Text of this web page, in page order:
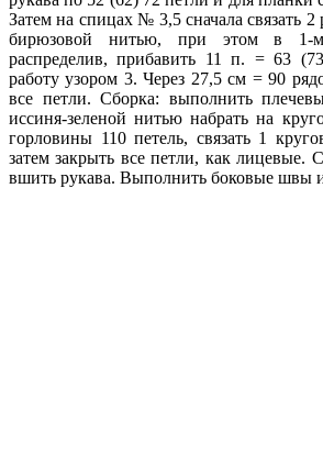
Затем на спицах № 3,5 сначала связать 2
бирюзовой нитью, при этом в 1-м
распределив, прибавить 11 п. = 63
работу узором 3. Через 27,5 см = 90
все петли. Сборка: выполнить
иссиня-зеленой нитью набрать на
горловины 110 петель, связать 1
затем закрыть все петли, как лицевые.
вшить рукава. Выполнить боковые швы